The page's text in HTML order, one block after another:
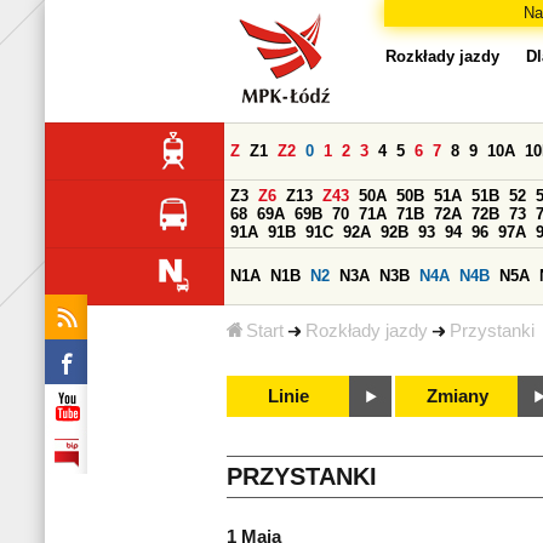
Start Rozkłady jazdy Przystanki
Rozkłady jazdy
Z Z1 Z2 0 1 2 3 4 5 6 7 8 9 10A
Z3 Z6 Z13 Z43 50A 50B 51A 51B 52
68 69A 69B 70 71A 71B 72A 72B 73
91A 91B 91C 92A 92B 93 94 96 97A
N1A N1B N2 N3A N3B N4A N4B N5A
Linie Zmiany
PRZYSTANKI
1 Maja